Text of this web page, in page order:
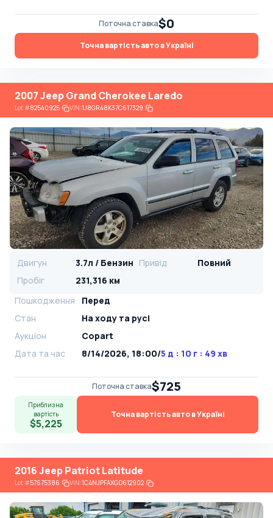
Поточна ставка$0
Точна вартість авто в Україні
2007 Jeep Grand Cherokee Laredo
Lot#82540925 VIN:1J8GR48K37C617329
Двигун 3.7л / Бензин Привід
Повний
Пробіг
231,316 км
Пошкодження
Перед
Стан
На ​​ходу та русі
Аукціон
Copart
Дата та час
8/14/2026, 18:00/5 д : 10 г : 49 хв
Поточна ставка$725
Приблизна
вартість
$5,225
Точна вартість авто в Україні
2016 Jeep Patriot Latitude
Lot#57675386 VIN:1C4NJPFAXGD612902